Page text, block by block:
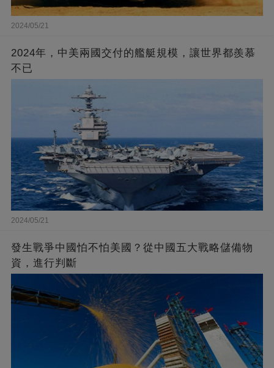
2024/05/21
2024年，中美兩國交付的艦艇規模，讓世界都羨慕
不已
2024/05/21
發生戰爭中國怕不怕美國？從中國五大戰略儲備物
資，進行判斷